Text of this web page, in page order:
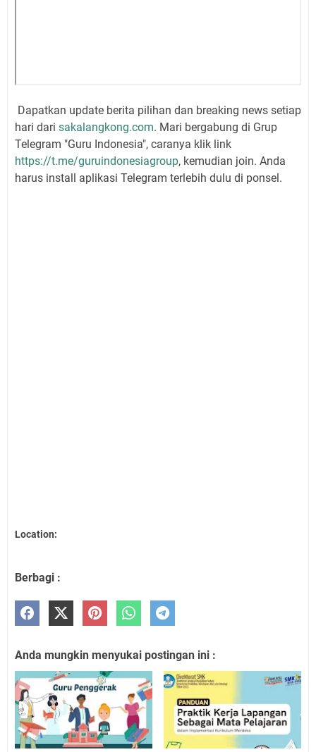
Dapatkan update berita pilihan dan breaking news setiap
hari dari sakalangkong.com. Mari bergabung di Grup
Telegram "Guru Indonesia", caranya klik link
https://t.me/guruindonesiagroup, kemudian join. Anda
harus install aplikasi Telegram terlebih dulu di ponsel.
Location:
Berbagi :
Anda mungkin menyukai postingan ini :